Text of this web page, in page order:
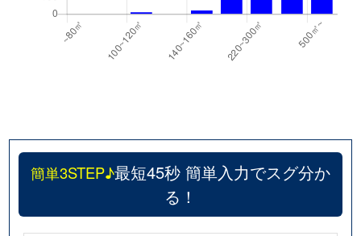
簡単3STEP♪最短45秒 簡単入力でスグ分か
る！